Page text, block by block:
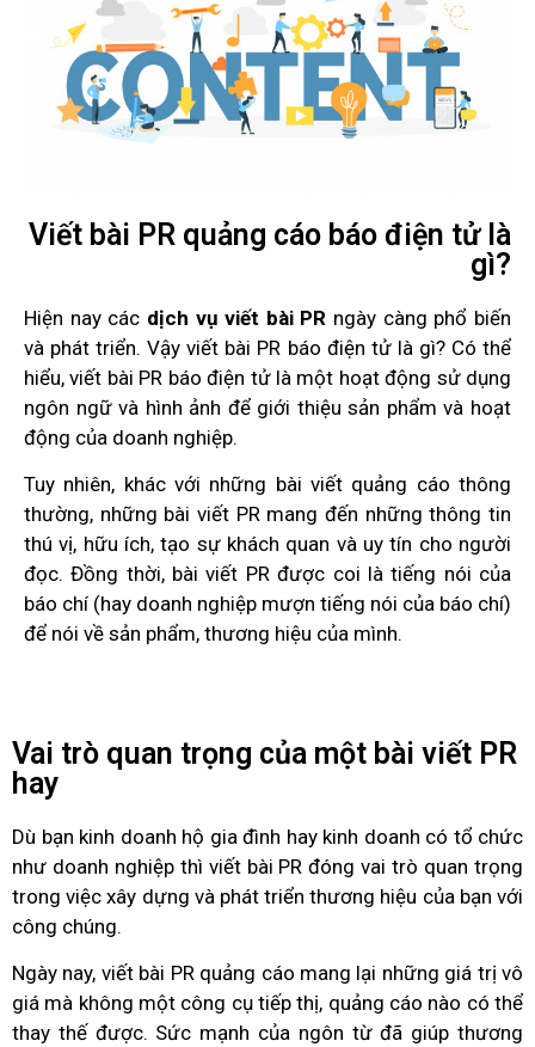
Viết bài PR quảng cáo báo điện tử là
gì?
Hiện nay các dịch vụ viết bài PR ngày càng phổ biến
và phát triển. Vậy viết bài PR báo điện tử là gì? Có thể
hiểu, viết bài PR báo điện tử là một hoạt động sử dụng
ngôn ngữ và hình ảnh để giới thiệu sản phẩm và hoạt
động của doanh nghiệp.
Tuy nhiên, khác với những bài viết quảng cáo thông
thường, những bài viết PR mang đến những thông tin
thú vị, hữu ích, tạo sự khách quan và uy tín cho người
đọc. Đồng thời, bài viết PR được coi là tiếng nói của
báo chí (hay doanh nghiệp mượn tiếng nói của báo chí)
để nói về sản phẩm, thương hiệu của mình.
Vai trò quan trọng của một bài viết PR
hay
Dù bạn kinh doanh hộ gia đình hay kinh doanh có tổ chức
như doanh nghiệp thì viết bài PR đóng vai trò quan trọng
trong việc xây dựng và phát triển thương hiệu của bạn với
công chúng.
Ngày nay, viết bài PR quảng cáo mang lại những giá trị vô
giá mà không một công cụ tiếp thị, quảng cáo nào có thể
thay thế được. Sức mạnh của ngôn từ đã giúp thương